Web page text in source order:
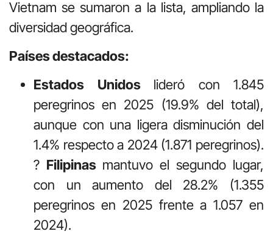
Vietnam se sumaron a la lista, ampliando la
diversidad geográfica.
Países destacados:
Estados Unidos lideró con 1.845
peregrinos en 2025 (19.9% del total),
aunque con una ligera disminución del
1.4% respecto a 2024 (1.871 peregrinos).
? Filipinas mantuvo el segundo lugar,
con un aumento del 28.2% (1.355
peregrinos en 2025 frente a 1.057 en
2024).